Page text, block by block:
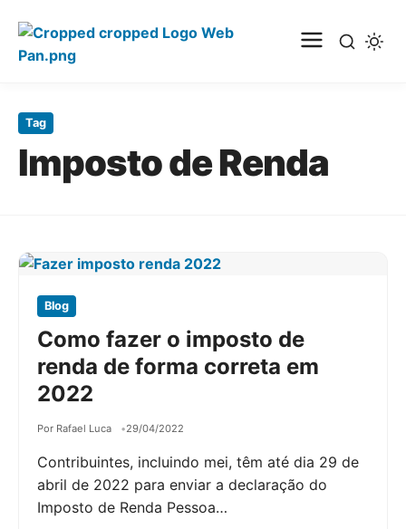
para
conteúdo
Tag
Imposto de Renda
Blog
Como fazer o imposto de
renda de forma correta em
2022
Por Rafael Luca 29/04/2022
Contribuintes, incluindo mei, têm até dia 29 de
abril de 2022 para enviar a declaração do
Imposto de Renda Pessoa…